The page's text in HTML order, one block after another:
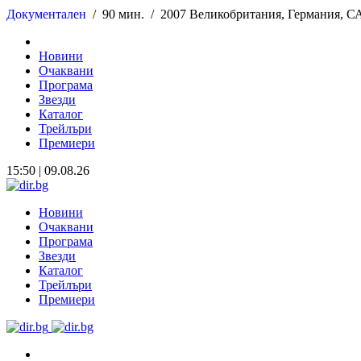
Документален / 90 мин. / 2007 Великобритания, Германия,
Новини
Очаквани
Програма
Звезди
Каталог
Трейлъри
Премиери
15:50 | 09.08.26
Новини
Очаквани
Програма
Звезди
Каталог
Трейлъри
Премиери